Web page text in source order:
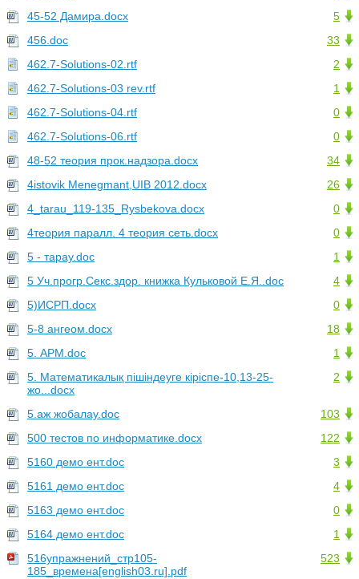
5
45-52 Дамира.docx
33
456.doc
2
462.7-Solutions-02.rtf
1
462.7-Solutions-03 rev.rtf
0
462.7-Solutions-04.rtf
0
462.7-Solutions-06.rtf
34
48-52 теория прок.надзора.docx
26
4istovik Menegmant,UIB 2012.docx
0
4_tarau_119-135_Rysbekova.docx
0
4теория паралл. 4 теория сеть.docx
1
5 - тарау.doc
4
5 Уч.прогр.Секс.здор. книжка Кульковой Е.Я..doc
0
5)ИСРП.docx
18
5-8 ангеом.docx
1
5. АРМ.doc
2
5. Математикалық пішіндеуге кіріспе-10,13-25-
жо...docx
103
5.аж жобалау.doc
122
500 тестов по информатике.docx
3
5160 демо ент.doc
4
5161 демо ент.doc
0
5163 демо ент.doc
1
5164 демо ент.doc
523
516упражнений_стр105-
185_времена[english03.ru].pdf